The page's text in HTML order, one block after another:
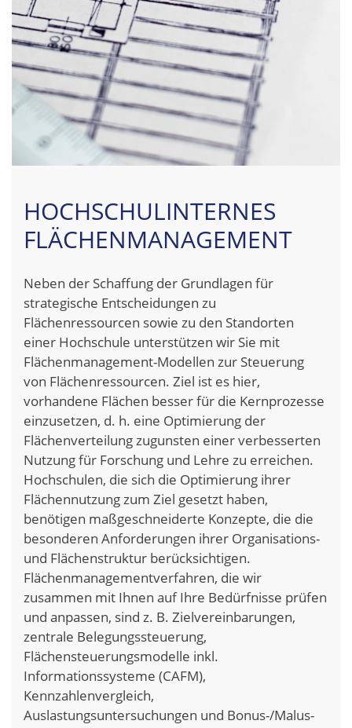
HOCHSCHULINTERNES
FLÄCHENMANAGEMENT
Neben der Schaffung der Grundlagen für
strategische Entscheidungen zu
Flächenressourcen sowie zu den Standorten
einer Hochschule unterstützen wir Sie mit
Flächenmanagement-Modellen zur Steuerung
von Flächenressourcen. Ziel ist es hier,
vorhandene Flächen besser für die Kernprozesse
einzusetzen, d. h. eine Optimierung der
Flächenverteilung zugunsten einer verbesserten
Nutzung für Forschung und Lehre zu erreichen.
Hochschulen, die sich die Optimierung ihrer
Flächennutzung zum Ziel gesetzt haben,
benötigen maßgeschneiderte Konzepte, die die
besonderen Anforderungen ihrer Organisations-
und Flächenstruktur berücksichtigen.
Flächenmanagementverfahren, die wir
zusammen mit Ihnen auf Ihre Bedürfnisse prüfen
und anpassen, sind z. B. Zielvereinbarungen,
zentrale Belegungssteuerung,
Flächensteuerungsmodelle inkl.
Informationssysteme (CAFM),
Kennzahlenvergleich,
Auslastungsuntersuchungen und Bonus-/Malus-